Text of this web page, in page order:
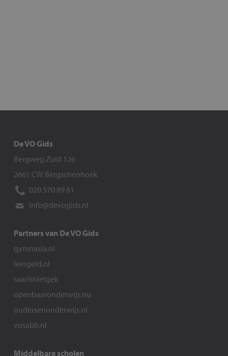
De VO Gids
Bergweg Zuid 126
2661 CW Bergschenhoek
020 570 89 81
info@devogids.nl
Partners van De VO Gids
gymnasia.nl
leergeld.nl
saarisnietgek
openbaaronderwijs.nu
oudersenonderwijs.nl
vosabb.nl
Middelbare scholen